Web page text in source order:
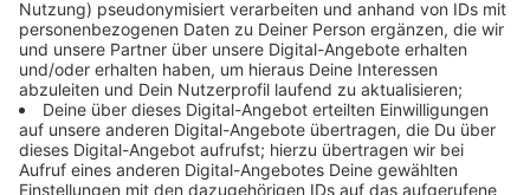
Stefan Koschke, der Direktor des Caravan Salons.
Anzeige